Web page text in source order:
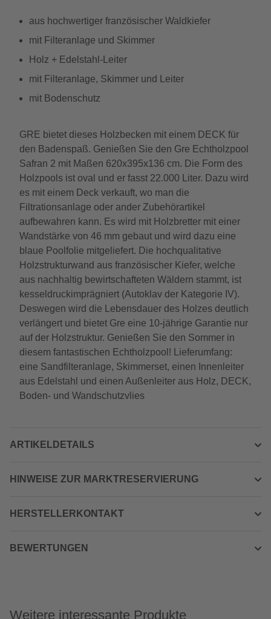
aus hochwertiger französischer Waldkiefer
mit Filteranlage und Skimmer
Holz + Edelstahl-Leiter
mit Filteranlage, Skimmer und Leiter
mit Bodenschutz
GRE bietet dieses Holzbecken mit einem DECK für
den Badenspaß. Genießen Sie den Gre Echtholzpool
Safran 2 mit Maßen 620x395x136 cm. Die Form des
Holzpools ist oval und er fasst 22.000 Liter. Dazu wird
es mit einem Deck verkauft, wo man die
Filtrationsanlage oder ander Zubehörartikel
aufbewahren kann. Es wird mit Holzbretter mit einer
Wandstärke von 46 mm gebaut und wird dazu eine
blaue Poolfolie mitgeliefert. Die hochqualitative
Holzstrukturwand aus französischer Kiefer, welche
aus nachhaltig bewirtschafteten Wäldern stammt, ist
kesseldruckimprägniert (Autoklav der Kategorie IV).
Deswegen wird die Lebensdauer des Holzes deutlich
verlängert und bietet Gre eine 10-jährige Garantie nur
auf der Holzstruktur. Genießen Sie den Sommer in
diesem fantastischen Echtholzpool! Lieferumfang:
eine Sandfilteranlage, Skimmerset, einen Innenleiter
aus Edelstahl und einen Außenleiter aus Holz, DECK,
Boden- und Wandschutzvlies
ARTIKELDETAILS
HINWEISE ZUR MARKTRESERVIERUNG
HERSTELLERKONTAKT
BEWERTUNGEN
Weitere interessante Produkte